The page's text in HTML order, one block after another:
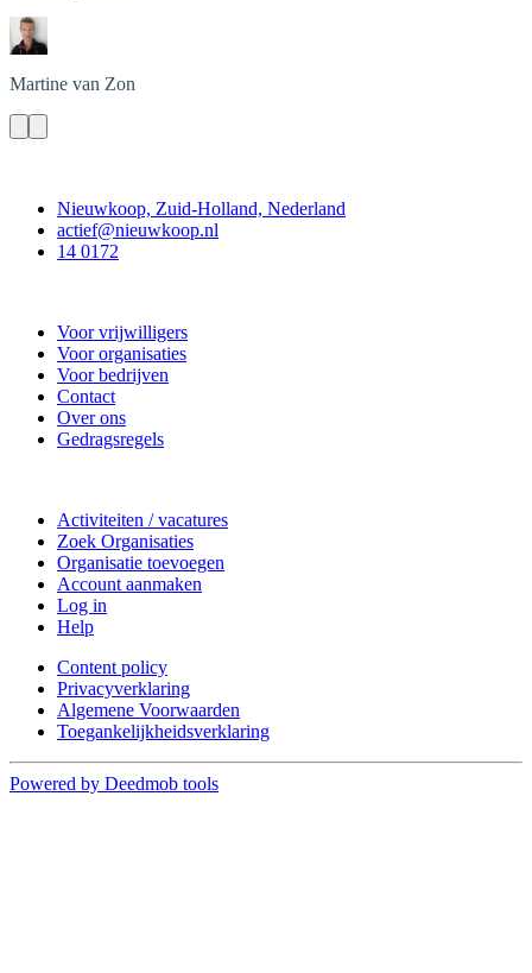
Martine van Zon
Nieuwkoop, Zuid-Holland, Nederland
actief@nieuwkoop.nl
14 0172
Voor vrijwilligers
Voor organisaties
Voor bedrijven
Contact
Over ons
Gedragsregels
Activiteiten / vacatures
Zoek Organisaties
Organisatie toevoegen
Account aanmaken
Log in
Help
Content policy
Privacyverklaring
Algemene Voorwaarden
Toegankelijkheidsverklaring
Powered by Deedmob tools